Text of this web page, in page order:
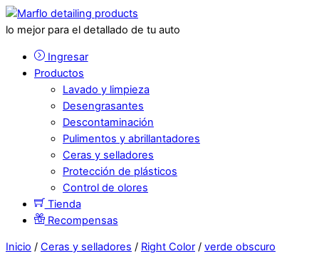
lo mejor para el detallado de tu auto
Ingresar
Productos
Lavado y limpieza
Desengrasantes
Descontaminación
Pulimentos y abrillantadores
Ceras y selladores
Protección de plásticos
Control de olores
Tienda
Recompensas
Inicio / Ceras y selladores / Right Color / verde obscuro